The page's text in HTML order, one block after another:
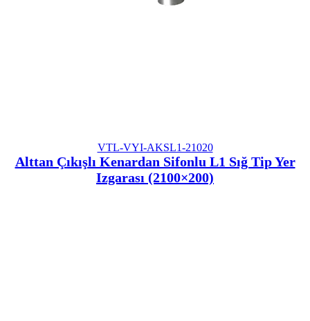
VTL-VYI-AKSL1-21020
Alttan Çıkışlı Kenardan Sifonlu L1 Sığ Tip Yer
Izgarası (2100×200)